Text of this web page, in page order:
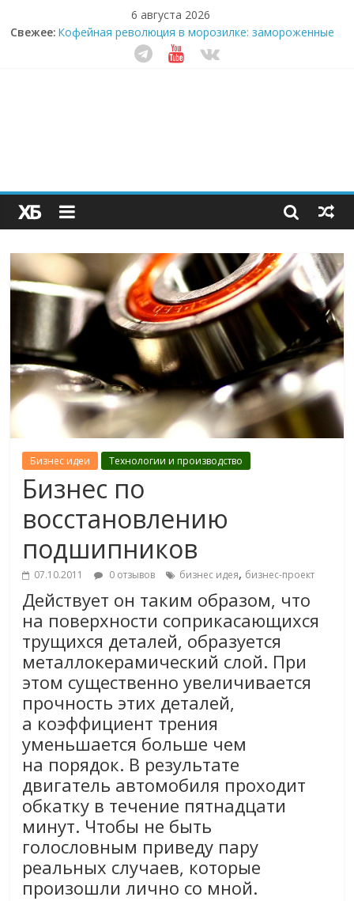
6 августа 2026
Свежее: Кофейная революция в морозилке: замороженные
сливки меняют утренний ритуал
Как простая наклейка заставляет миллионы людей
Небо зовёт: как бизнес на полётах дронов и
обучении детей становится главным трендом
десятилетия
Бизнес идеи Технологии и производство
Бизнес по
восстановлению
подшипников
07.10.2011 0 отзывов бизнес идея, бизнес-проект
Действует он таким образом, что
на поверхности соприкасающихся
трущихся деталей, образуется
металлокерамический слой. При
этом существенно увеличивается
прочность этих деталей,
а коэффициент трения
уменьшается больше чем
на порядок. В результате
двигатель автомобиля проходит
обкатку в течение пятнадцати
минут. Чтобы не быть
голословным приведу пару
реальных случаев, которые
произошли лично со мной.